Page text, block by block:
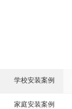
学校安装案例
家庭安装案例